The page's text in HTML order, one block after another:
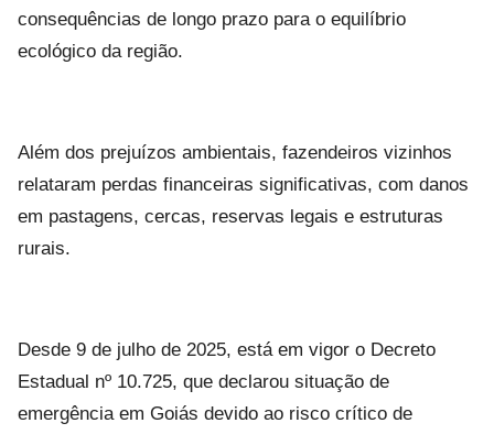
consequências de longo prazo para o equilíbrio
ecológico da região.
Além dos prejuízos ambientais, fazendeiros vizinhos
relataram perdas financeiras significativas, com danos
em pastagens, cercas, reservas legais e estruturas
rurais.
Desde 9 de julho de 2025, está em vigor o Decreto
Estadual nº 10.725, que declarou situação de
emergência em Goiás devido ao risco crítico de